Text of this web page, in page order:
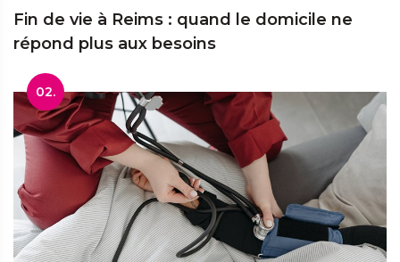
Fin de vie à Reims : quand le domicile ne
répond plus aux besoins
02.